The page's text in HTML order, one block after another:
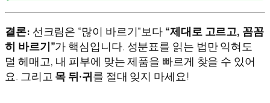
결론: 선크림은 “많이 바르기”보다 “제대로 고르고, 꼼꼼
히 바르기”가 핵심입니다. 성분표를 읽는 법만 익혀도
덜 헤매고, 내 피부에 맞는 제품을 빠르게 찾을 수 있어
요. 그리고 목 뒤·귀를 절대 잊지 마세요!